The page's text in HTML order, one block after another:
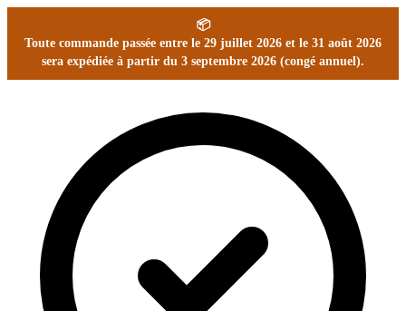
📦
Toute commande passée entre le 29 juillet 2026 et le 31 août 2026
sera expédiée à partir du 3 septembre 2026 (congé annuel).